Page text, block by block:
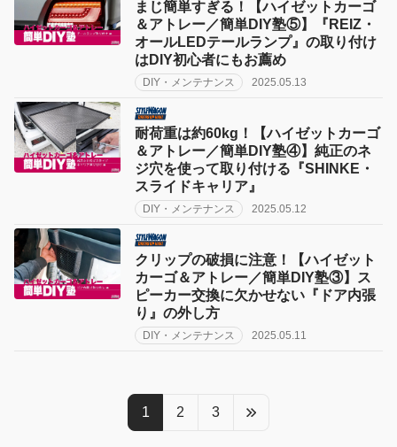
まじ簡単すぎる！【ハイゼットカーゴ
＆アトレー／簡単DIY塾⑤】『REIZ・
オールLEDテールランプ』の取り付け
はDIY初心者にもお薦め
DIY・メンテナンス 2025.05.13
耐荷重は約60kg！【ハイゼットカーゴ
＆アトレー／簡単DIY塾④】純正のネ
ジ穴を使って取り付ける『SHINKE・
スライドキャリア』
DIY・メンテナンス 2025.05.12
クリップの破損に注意！【ハイゼット
カーゴ＆アトレー／簡単DIY塾③】ス
ピーカー交換に欠かせない『ドア内張
り』の外し方
DIY・メンテナンス 2025.05.11
1 2 3